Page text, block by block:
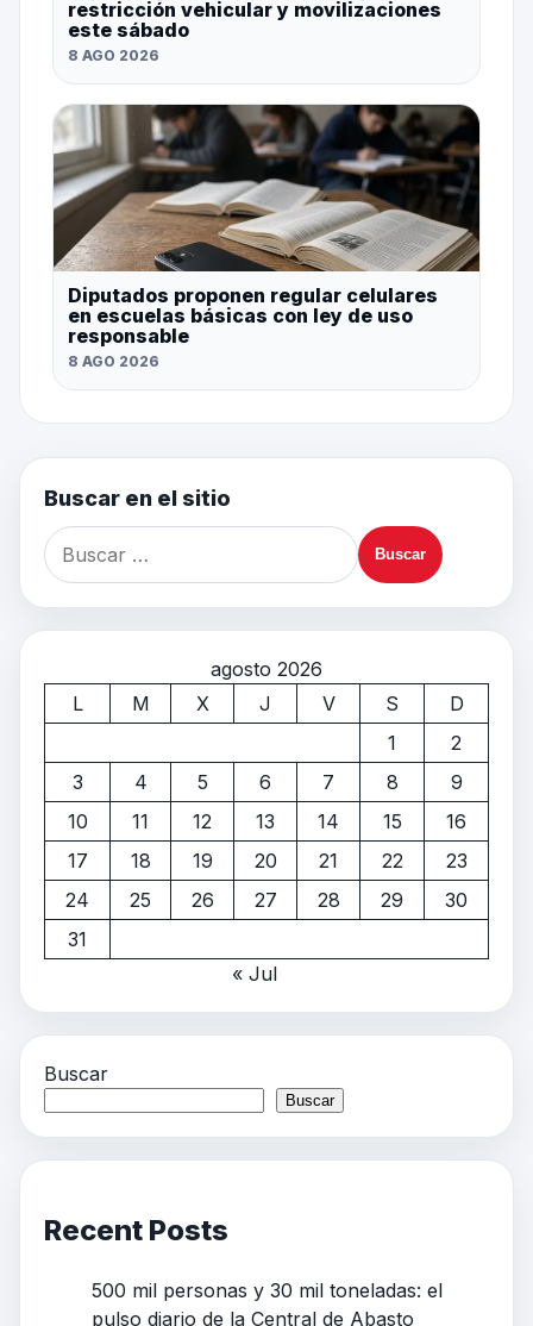
restricción vehicular y movilizaciones
este sábado
8 AGO 2026
Diputados proponen regular celulares
en escuelas básicas con ley de uso
responsable
8 AGO 2026
Buscar en el sitio
agosto 2026
L
M X J V S
D
1
2
3
4 5 6 7 8
9
10
11 12 13 14 15
16
17
18 19 20 21 22
23
24
25 26 27 28 29
30
31
« Jul
Buscar
Buscar
Recent Posts
500 mil personas y 30 mil toneladas: el
pulso diario de la Central de Abasto